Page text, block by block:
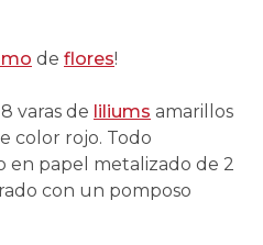
de flores!
varas de liliums amarillos
color rojo. Todo
papel metalizado de 2
con un pomposo